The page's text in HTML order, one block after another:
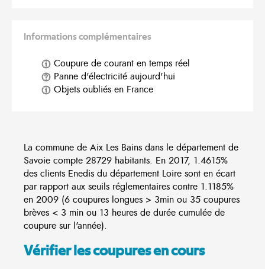
Informations complémentaires
Coupure de courant en temps réel
Panne d'électricité aujourd'hui
Objets oubliés en France
La commune de Aix Les Bains dans le département de
Savoie compte 28729 habitants. En 2017, 1.4615%
des clients Enedis du département Loire sont en écart
par rapport aux seuils réglementaires contre 1.1185%
en 2009 (6 coupures longues > 3min ou 35 coupures
brèves < 3 min ou 13 heures de durée cumulée de
coupure sur l'année).
Vérifier les coupures en cours